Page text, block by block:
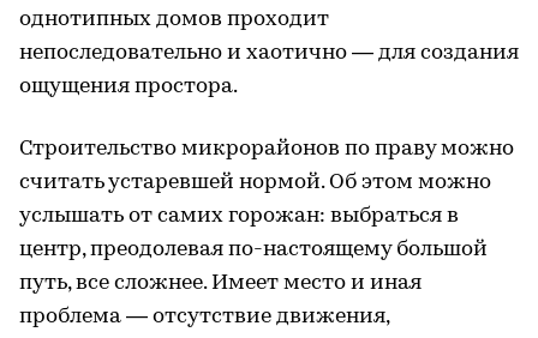
однотипных домов проходит
непоследовательно и хаотично — для создания
ощущения простора.
Строительство микрорайонов по праву можно
считать устаревшей нормой. Об этом можно
услышать от самих горожан: выбраться в
центр, преодолевая по-настоящему большой
путь, все сложнее. Имеет место и иная
проблема — отсутствие движения,